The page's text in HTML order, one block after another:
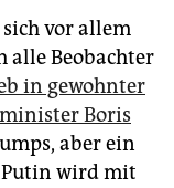
vor allem
alle Beobachter
in gewohnter
Boris
aber ein
wird mit